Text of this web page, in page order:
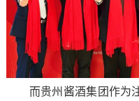
而贵州酱酒集团作为注